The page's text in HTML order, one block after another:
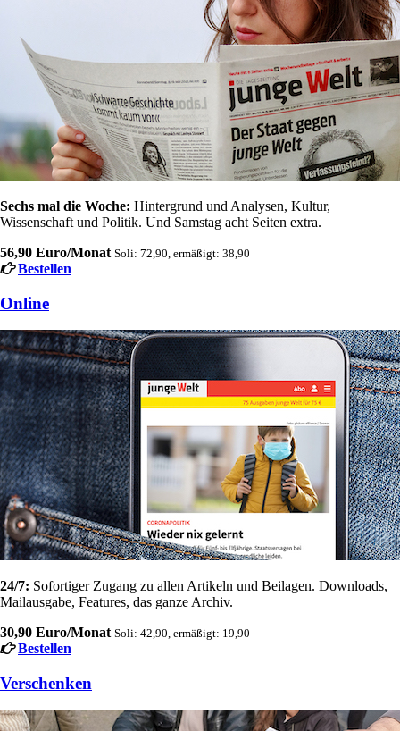
Sechs mal die Woche: Hintergrund und Analysen, Kultur,
Wissenschaft und Politik. Und Samstag acht Seiten extra.
56,90 Euro/Monat Soli: 72,90, ermäßigt: 38,90
Bestellen
Online
24/7: Sofortiger Zugang zu allen Artikeln und Beilagen. Downloads,
Mailausgabe, Features, das ganze Archiv.
30,90 Euro/Monat Soli: 42,90, ermäßigt: 19,90
Bestellen
Verschenken